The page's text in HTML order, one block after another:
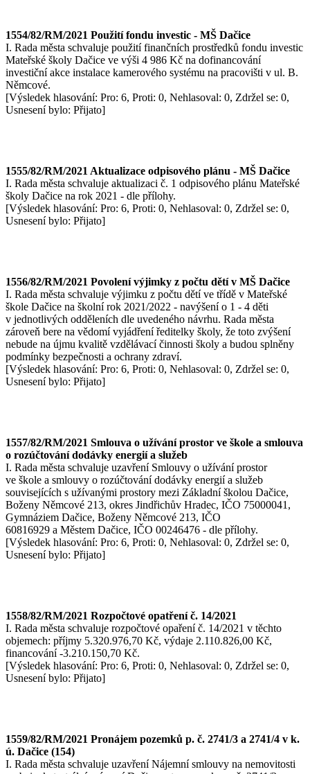
1554/82/RM/2021 Použití fondu investic - MŠ Dačice
I. Rada města schvaluje použití finančních prostředků fondu investic
Mateřské školy Dačice ve výši 4 986 Kč na dofinancování
investiční akce instalace kamerového systému na pracovišti v ul. B.
Němcové.
[Výsledek hlasování: Pro: 6, Proti: 0, Nehlasoval: 0, Zdržel se: 0,
Usnesení bylo: Přijato]
1555/82/RM/2021 Aktualizace odpisového plánu - MŠ Dačice
I. Rada města schvaluje aktualizaci č. 1 odpisového plánu Mateřské
školy Dačice na rok 2021 - dle přílohy.
[Výsledek hlasování: Pro: 6, Proti: 0, Nehlasoval: 0, Zdržel se: 0,
Usnesení bylo: Přijato]
1556/82/RM/2021 Povolení výjimky z počtu dětí v MŠ Dačice
I. Rada města schvaluje výjimku z počtu dětí ve třídě v Mateřské
škole Dačice na školní rok 2021/2022 - navýšení o 1 - 4 děti
v jednotlivých odděleních dle uvedeného návrhu. Rada města
zároveň bere na vědomí vyjádření ředitelky školy, že toto zvýšení
nebude na újmu kvalitě vzdělávací činnosti školy a budou splněny
podmínky bezpečnosti a ochrany zdraví.
[Výsledek hlasování: Pro: 6, Proti: 0, Nehlasoval: 0, Zdržel se: 0,
Usnesení bylo: Přijato]
1557/82/RM/2021 Smlouva o užívání prostor ve škole a smlouva
o rozúčtování dodávky energií a služeb
I. Rada města schvaluje uzavření Smlouvy o užívání prostor
ve škole a smlouvy o rozúčtování dodávky energií a služeb
souvisejících s užívanými prostory mezi Základní školou Dačice,
Boženy Němcové 213, okres Jindřichův Hradec, IČO 75000041,
Gymnáziem Dačice, Boženy Němcové 213, IČO
60816929 a Městem Dačice, IČO 00246476 - dle přílohy.
[Výsledek hlasování: Pro: 6, Proti: 0, Nehlasoval: 0, Zdržel se: 0,
Usnesení bylo: Přijato]
1558/82/RM/2021 Rozpočtové opatření č. 14/2021
I. Rada města schvaluje rozpočtové opaření č. 14/2021 v těchto
objemech: příjmy 5.320.976,70 Kč, výdaje 2.110.826,00 Kč,
financování -3.210.150,70 Kč.
[Výsledek hlasování: Pro: 6, Proti: 0, Nehlasoval: 0, Zdržel se: 0,
Usnesení bylo: Přijato]
1559/82/RM/2021 Pronájem pozemků p. č. 2741/3 a 2741/4 v k.
ú. Dačice (154)
I. Rada města schvaluje uzavření Nájemní smlouvy na nemovitosti